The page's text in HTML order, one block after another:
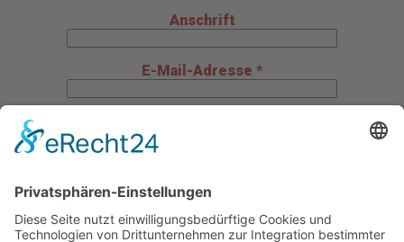
Anschrift
E-Mail-Adresse *